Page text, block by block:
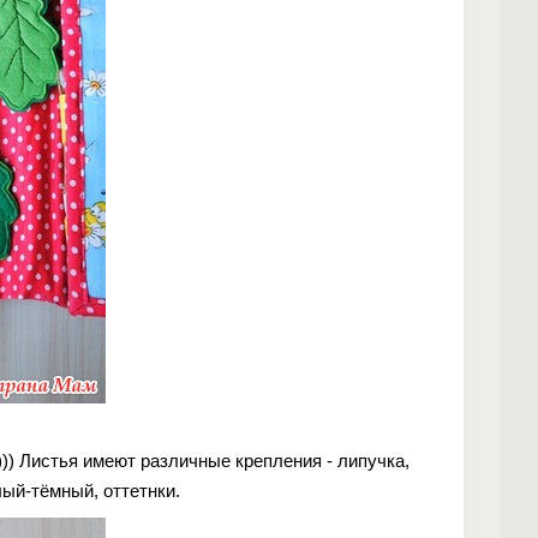
Листья имеют различные крепления - липучка,
тёмный, оттетнки.